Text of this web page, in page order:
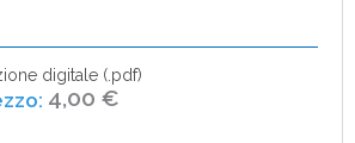
digitale (.pdf)
4,00 €